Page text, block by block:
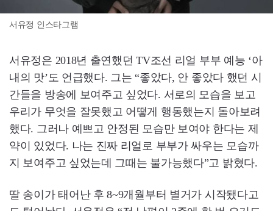
서유정 인스타그램
서유정은 2018년 출연했던 TV조선 리얼 부부 예능 ‘아
내의 맛’도 언급했다. 그는 “좋았다, 안 좋았다 했던 시
간들을 방송에 보여주고 싶었다. 서로의 모습을 보고
우리가 무엇을 잘못했고 어떻게 행동했는지 돌아보려
했다. 그러나 예쁘고 안정된 모습만 보여야 한다는 제
약이 있었다. 나는 진짜 리얼로 부부가 싸우는 모습까
지 보여주고 싶었는데 그때는 불가능했다”고 밝혔다.
딸 송이가 태어난 후 8~9개월부터 별거가 시작됐다고